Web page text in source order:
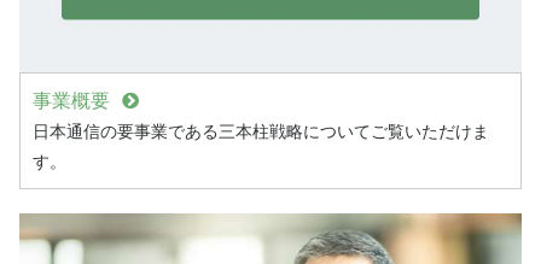
事業概要
日本通信の要事業である三本柱戦略についてご覧いただけま
す。